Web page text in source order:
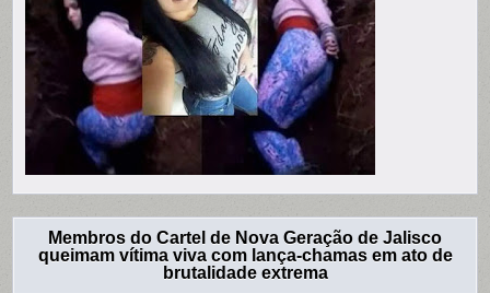
Membros do Cartel de Nova Geração de Jalisco
queimam vítima viva com lança-chamas em ato de
brutalidade extrema